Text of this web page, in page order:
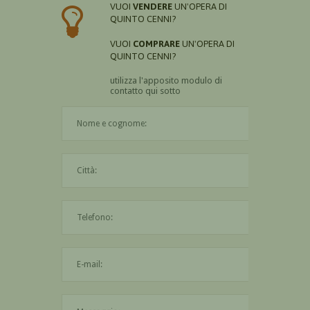
VUOI VENDERE UN'OPERA DI
QUINTO CENNI?
VUOI COMPRARE UN'OPERA DI
QUINTO CENNI?
utilizza l'apposito modulo di
contatto qui sotto